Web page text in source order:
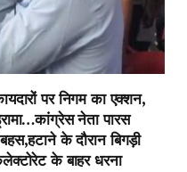
पर निगम का एक्शन,
नेता पारस
के दौरान बिगड़ी
के बाहर धरना